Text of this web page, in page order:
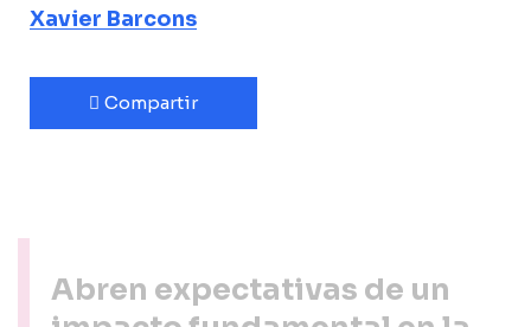
Xavier Barcons
Compartir
Abren expectativas de un